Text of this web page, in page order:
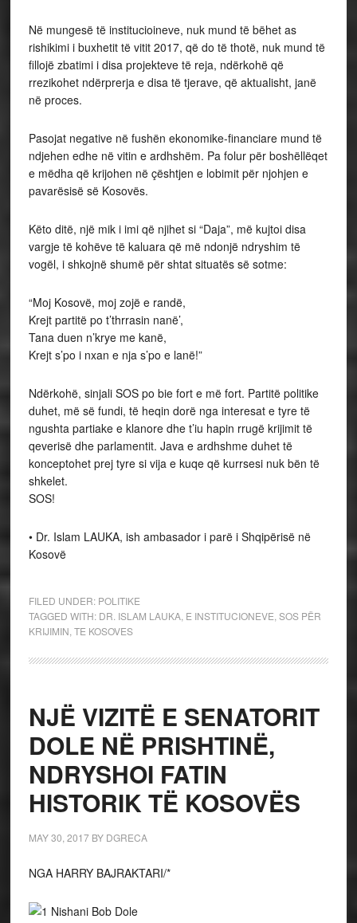
Në mungesë të institucioineve, nuk mund të bëhet as
rishikimi i buxhetit të vitit 2017, që do të thotë, nuk mund të
fillojë zbatimi i disa projekteve të reja, ndërkohë që
rrezikohet ndërprerja e disa të tjerave, që aktualisht, janë
në proces.
Pasojat negative në fushën ekonomike-financiare mund të
ndjehen edhe në vitin e ardhshëm. Pa folur për boshëllëqet
e mëdha që krijohen në çështjen e lobimit për njohjen e
pavarësisë së Kosovës.
Këto ditë, një mik i imi që njihet si “Daja”, më kujtoi disa
vargje të kohëve të kaluara që më ndonjë ndryshim të
vogël, i shkojnë shumë për shtat situatës së sotme:
“Moj Kosovë, moj zojë e randë,
Krejt partitë po t’thrrasin nanë’,
Tana duen n’krye me kanë,
Krejt s’po i nxan e nja s’po e lanë!”
Ndërkohë, sinjali SOS po bie fort e më fort. Partitë politike
duhet, më së fundi, të heqin dorë nga interesat e tyre të
ngushta partiake e klanore dhe t’iu hapin rrugë krijimit të
qeverisë dhe parlamentit. Java e ardhshme duhet të
konceptohet prej tyre si vija e kuqe që kurrsesi nuk bën të
shkelet.
SOS!
• Dr. Islam LAUKA, ish ambasador i parë i Shqipërisë në
Kosovë
FILED UNDER: POLITIKE
TAGGED WITH: DR. ISLAM LAUKA, E INSTITUCIONEVE SOS PËR
KRIJIMIN TE KOSOVES
NJË VIZITË E SENATORIT
DOLE NË PRISHTINË,
NDRYSHOI FATIN
HISTORIK TË KOSOVËS
MAY 30, 2017BY DGRECA
NGA HARRY BAJRAKTARI/*